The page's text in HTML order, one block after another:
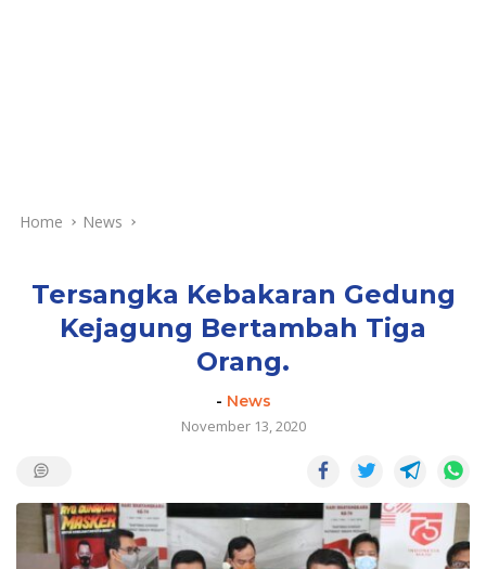
Home News
Tersangka Kebakaran Gedung
Kejagung Bertambah Tiga
Orang.
- News
November 13, 2020